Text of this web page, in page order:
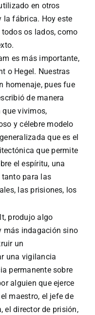
en otros
la fábrica. Hoy este
os lados, como
es más importante,
o Hegel. Nuestras
homenaje, pues fue
de manera
que vivimos,
y célebre modelo
que es el
que permite
el espíritu, una
tanto para las
las prisiones, los
produjo algo
más indagación sino
un
una vigilancia
permanente sobre
alguien que ejerce
maestro, el jefe de
el director de prisión,